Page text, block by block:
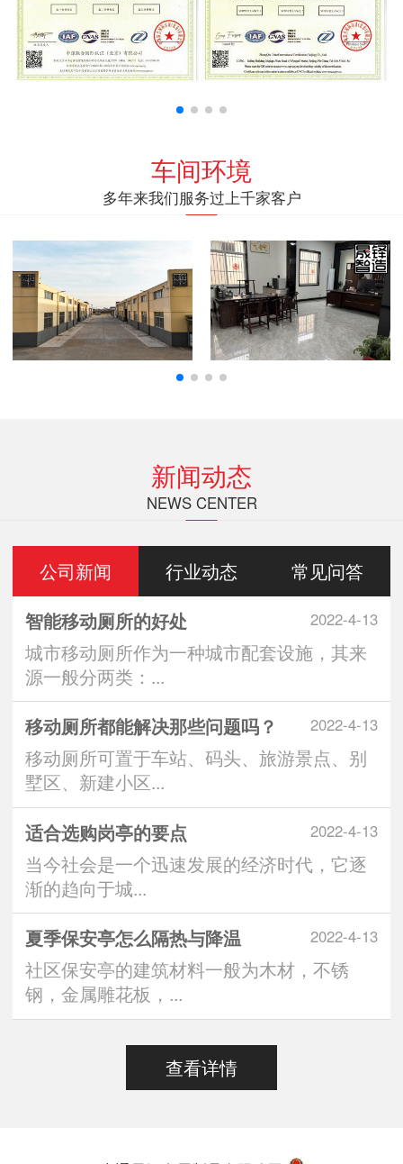
车间环境
多年来我们服务过上千家客户
新闻动态
NEWS CENTER
公司新闻 行业动态 常见问答
2022-4-13
智能移动厕所的好处
城市移动厕所作为一种城市配套设施，其来
源一般分两类：...
2022-4-13
移动厕所都能解决那些问题吗？
移动厕所可置于车站、码头、旅游景点、别
墅区、新建小区...
2022-4-13
适合选购岗亭的要点
当今社会是一个迅速发展的经济时代，它逐
渐的趋向于城...
2022-4-13
夏季保安亭怎么隔热与降温
社区保安亭的建筑材料一般为木材，不锈
钢，金属雕花板，...
查看详情